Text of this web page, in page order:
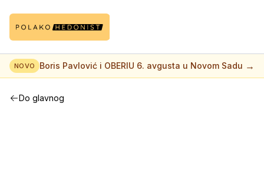
NOVO Boris Pavlović i OBERIU 6. avgusta u Novom Sadu →
Do glavnog